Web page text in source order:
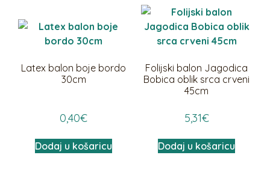
Latex balon boje bordo
30cm
0,40€
Dodaj u košaricu
Folijski balon Jagodica
Bobica oblik srca crveni
45cm
5,31€
Dodaj u košaricu